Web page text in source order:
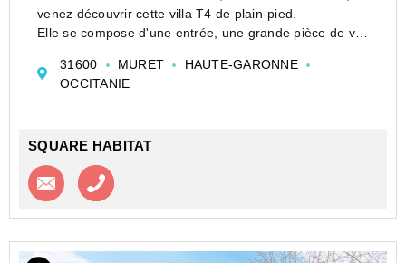
venez découvrir cette villa T4 de plain-pied.
Elle se compose d'une entrée, une grande pièce de vie
indépendante aménagée avec accès au garage.
Le coin n...
31600 MURET
HAUTE-GARONNE
OCCITANIE
SQUARE HABITAT
Contacter l'agence